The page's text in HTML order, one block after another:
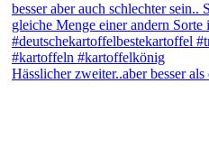
Hässlicher zweiter..aber besser